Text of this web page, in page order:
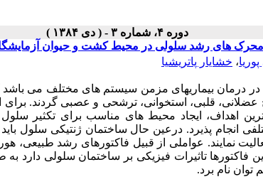
دوره ۴، شماره ۳ - ( دى ۱۳۸۴ )
محرک های رشد سلولی در محیط کشت و حیوان
، خشایار پاتریشیا
درمان بیماریهای مزمن سیستم های مختلف می
عضلانی، قلبی، استخوانی، ترشحی و عصبی گردند.
اهداف، ایجاد محیط های مناسب برای تکثیر
انجام پذیرد. درعین حال ساختمان ژنتیکی سلول
نمایند. عواملی از قبیل فاکتورهای رشد طبیعی،
فاکتورها تاثیرات فیزیکی بر ساختمان سلولی دارد
توان نام برد.